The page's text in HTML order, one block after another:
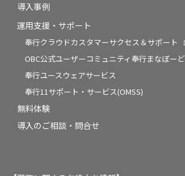
導入事例
運用支援・サポート
奉行クラウドカスタマーサクセス＆サポート
OBC公式ユーザーコミュニティ奉行まなぼーど
奉行ユースウェアサービス
奉行11サポート・サービス(OMSS)
無料体験
導入のご相談・問合せ